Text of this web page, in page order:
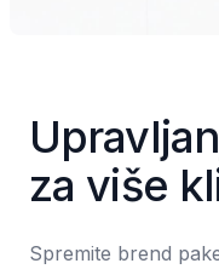
za više
Spremite brend